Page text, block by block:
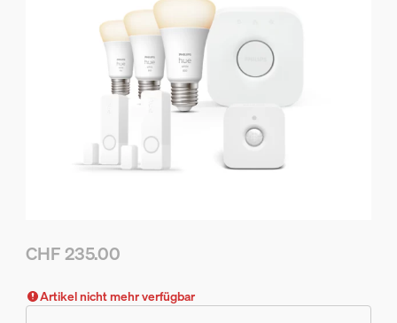
CHF 235.00
Artikel nicht mehr verfügbar